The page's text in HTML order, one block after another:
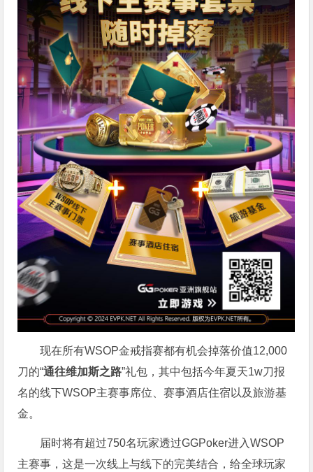
现在所有WSOP金戒指赛都有机会掉落价值12,000
刀的“通往维加斯之路”礼包，其中包括今年夏天1w刀报
名的线下WSOP主赛事席位、赛事酒店住宿以及旅游基
金。
届时将有超过750名玩家透过GGPoker进入WSOP
主赛事，这是一次线上与线下的完美结合，给全球玩家